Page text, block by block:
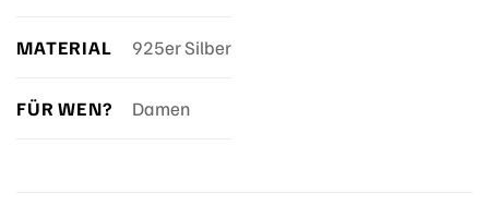
MATERIAL 925er Silber
FÜR WEN? Damen